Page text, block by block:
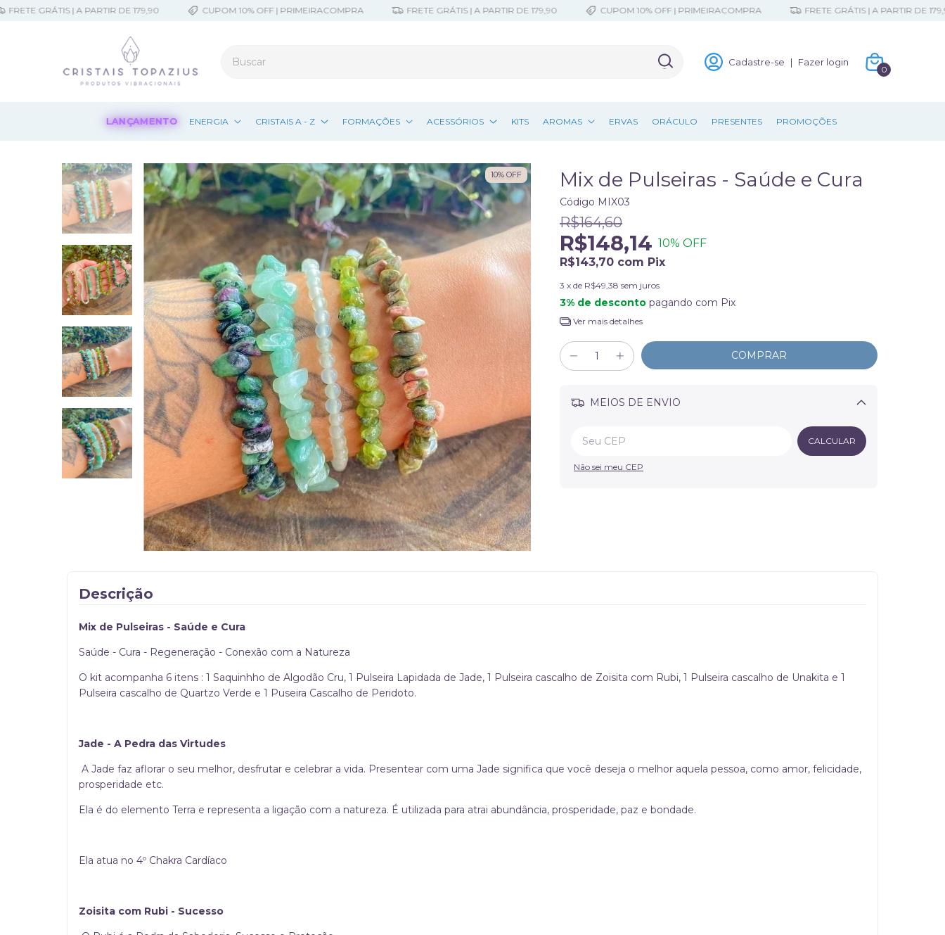
GRÁTIS | A PARTIR DE 179,90 CUPOM 10% OFF | PRIMEIRACOMPRA FRETE GRÁTIS | A PARTIR DE 179,90 CUPOM 10% OFF | PRIMEIRACOMPRA FRETE GRÁTIS | A PARTIR DE 179,90
Cadastre-se | Fazer login
0
LANÇAMENTO ENERGIA CRISTAIS A - Z FORMAÇÕES ACESSÓRIOS KITS AROMAS ERVAS ORÁCULO PRESENTES PROMOÇÕES
10% OFF Mix de Pulseiras - Saúde e Cura
Código MIX03
R$164,60
R$148,14 10% OFF
R$143,70 com Pix
3 x de R$49,38 sem juros
3% de desconto pagando com Pix
Ver mais detalhes
MEIOS DE ENVIO
Alterar CEP
CALCULAR
Não sei meu CEP
Descrição
Mix de Pulseiras - Saúde e Cura
Saúde - Cura - Regeneração - Conexão com a Natureza
O kit acompanha 6 itens : 1 Saquinhho de Algodão Cru, 1 Pulseira Lapidada de Jade, 1 Pulseira cascalho de Zoisita com Rubi, 1 Pulseira cascalho de Unakita e 1
Pulseira cascalho de Quartzo Verde e 1 Puseira Cascalho de Peridoto.
Jade - A Pedra das Virtudes
A Jade faz aflorar o seu melhor, desfrutar e celebrar a vida. Presentear com uma Jade significa que você deseja o melhor aquela pessoa, como amor, felicidade,
prosperidade etc.
Ela é do elemento Terra e representa a ligação com a natureza. É utilizada para atrai abundância, prosperidade, paz e bondade.
Ela atua no 4º Chakra Cardíaco
Zoisita com Rubi - Sucesso